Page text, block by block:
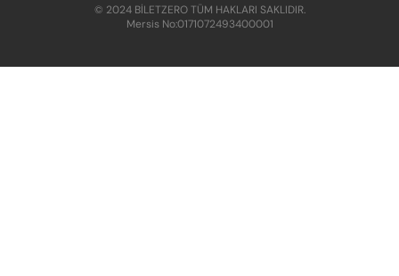
© 2024 BİLETZERO TÜM HAKLARI SAKLIDIR.
Mersis No:0171072493400001